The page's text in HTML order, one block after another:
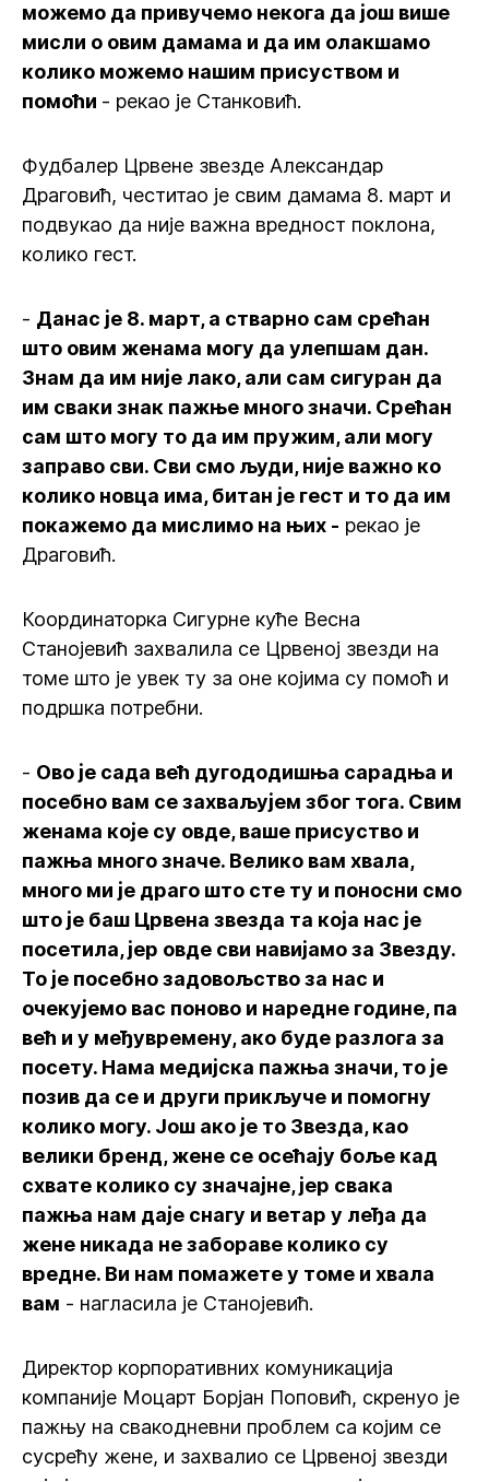
можемо да привучемо некога да још више
мисли о овим дамама и да им олакшамо
колико можемо нашим присуством и
помоћи - рекао је Станковић.
Фудбалер Црвене звезде Александар
Драговић, честитао је свим дамама 8. март и
подвукао да није важна вредност поклона,
колико гест.
- Данас је 8. март, а стварно сам срећан
што овим женама могу да улепшам дан.
Знам да им није лако, али сам сигуран да
им сваки знак пажње много значи. Срећан
сам што могу то да им пружим, али могу
заправо сви. Сви смо људи, није важно ко
колико новца има, битан је гест и то да им
покажемо да мислимо на њих - рекао је
Драговић.
Координаторка Сигурне куће Весна
Станојевић захвалила се Црвеној звезди на
томе што је увек ту за оне којима су помоћ и
подршка потребни.
- Ово је сада већ дугододишња сарадња и
посебно вам се захваљујем због тога. Свим
женама које су овде, ваше присуство и
пажња много значе. Велико вам хвала,
много ми је драго што сте ту и поносни смо
што је баш Црвена звезда та која нас је
посетила, јер овде сви навијамо за Звезду.
То је посебно задовољство за нас и
очекујемо вас поново и наредне године, па
већ и у међувремену, ако буде разлога за
посету. Нама медијска пажња значи, то је
позив да се и други прикључе и помогну
колико могу. Још ако је то Звезда, као
велики бренд, жене се осећају боље кад
схвате колико су значајне, јер свака
пажња нам даје снагу и ветар у леђа да
жене никада не забораве колико су
вредне. Ви нам помажете у томе и хвала
вам - нагласила је Станојевић.
Директор корпоративних комуникација
компаније Моцарт Борјан Поповић, скренуо је
пажњу на свакодневни проблем са којим се
сусрећу жене, и захвалио се Црвеној звезди